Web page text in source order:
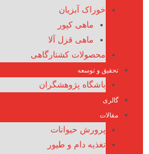
خوراک آبزیان
ماهی کپور
ماهی قزل آلا
محصولات کشتارگاهی
تحقیق و توسعه
باشگاه پژوهشگران
گالری
مقالات
پرورش حیوانات
تغذیه دام و طیور